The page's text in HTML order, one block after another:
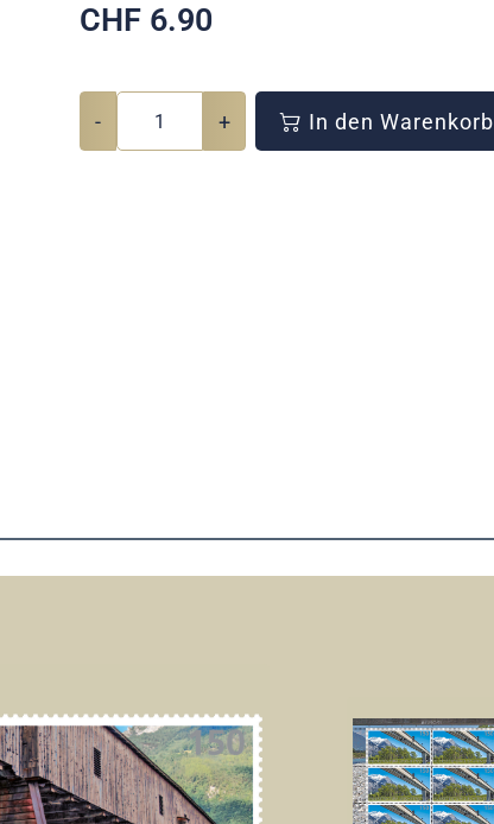
CHF 6.90
- + In den Warenkorb